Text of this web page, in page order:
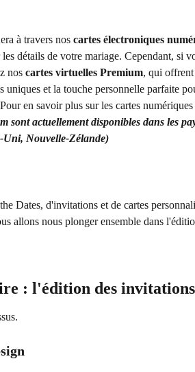
à travers nos cartes électroniques
détails de votre mariage. Cependant, si
nos cartes virtuelles Premium, qui offrent
uniques et la touche personnelle parfaite
en savoir plus sur les cartes
sont actuellement disponibles dans les
Uni, Nouvelle-Zélande)
Dates, d'invitations et de cartes
allons nous plonger ensemble dans
: l'édition des invitations